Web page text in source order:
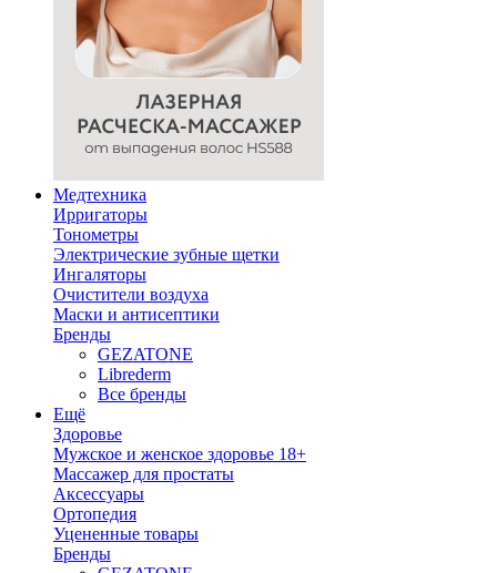
Медтехника
Ирригаторы
Тонометры
Электрические зубные щетки
Ингаляторы
Очистители воздуха
Маски и антисептики
Бренды
GEZATONE
Librederm
Все бренды
Ещё
Здоровье
Мужское и женское здоровье 18+
Массажер для простаты
Аксессуары
Ортопедия
Уцененные товары
Бренды